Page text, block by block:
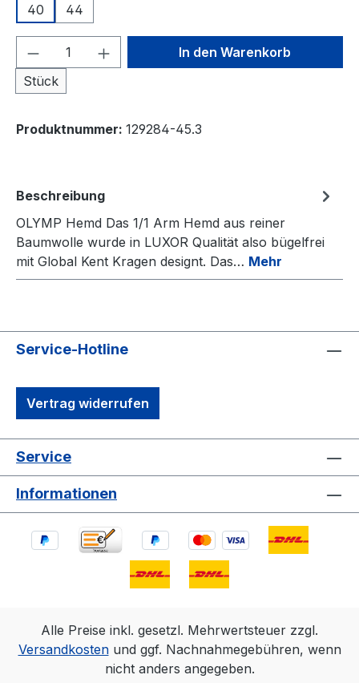
40
44
Produkt Anzahl: Gib den
Stück
In den Warenkorb
Produktnummer: 129284-45.3
Beschreibung
OLYMP Hemd Das 1/1 Arm Hemd aus reiner
Baumwolle wurde in LUXOR Qualität also bügelfrei
mit Global Kent Kragen designt. Das… Mehr
Service-Hotline
Vertrag widerrufen
Service
Informationen
Alle Preise inkl. gesetzl. Mehrwertsteuer zzgl.
Versandkostenund ggf. Nachnahmegebühren, wenn
nicht anders angegeben.